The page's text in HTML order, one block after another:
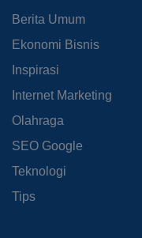
Berita Umum
Ekonomi Bisnis
Inspirasi
Internet Marketing
Olahraga
SEO Google
Teknologi
Tips